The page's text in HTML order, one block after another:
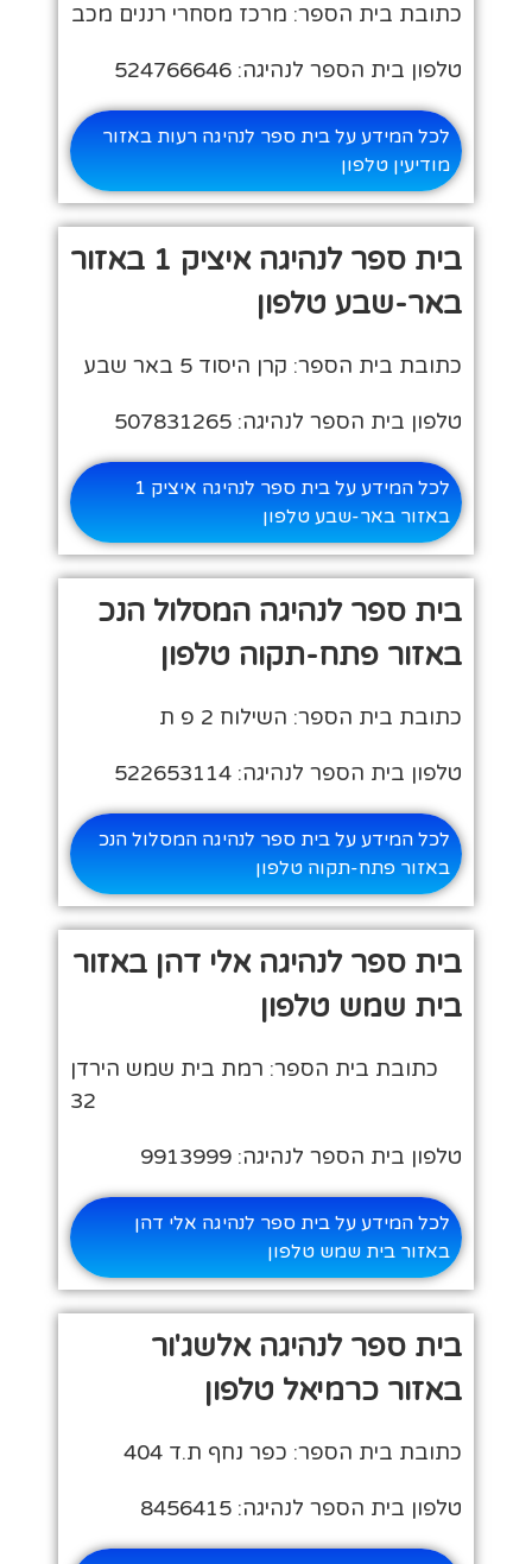
כתובת בית הספר: מרכז מסחרי רננים מכב
טלפון בית הספר לנהיגה: 524766646
לכל המידע על בית ספר לנהיגה רעות באזור
מודיעין טלפון
בית ספר לנהיגה איציק 1 באזור
באר-שבע טלפון
כתובת בית הספר: קרן היסוד 5 באר שבע
טלפון בית הספר לנהיגה: 507831265
לכל המידע על בית ספר לנהיגה איציק 1
באזור באר-שבע טלפון
בית ספר לנהיגה המסלול הנכ
באזור פתח-תקוה טלפון
כתובת בית הספר: השילוח 2 פ ת
טלפון בית הספר לנהיגה: 522653114
לכל המידע על בית ספר לנהיגה המסלול הנכ
באזור פתח-תקוה טלפון
בית ספר לנהיגה אלי דהן באזור
בית שמש טלפון
כתובת בית הספר: רמת בית שמש הירדן
32
טלפון בית הספר לנהיגה: 9913999
לכל המידע על בית ספר לנהיגה אלי דהן
באזור בית שמש טלפון
בית ספר לנהיגה אלשג'ור
באזור כרמיאל טלפון
כתובת בית הספר: כפר נחף ת.ד 404
טלפון בית הספר לנהיגה: 8456415